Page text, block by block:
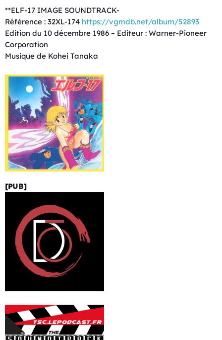
**ELF-17 IMAGE SOUNDTRACK-
Référence : 32XL-174 https://vgmdb.net/album/52893
Edition du 10 décembre 1986 – Editeur : Warner-Pioneer
Corporation
Musique de Kohei Tanaka
[PUB]